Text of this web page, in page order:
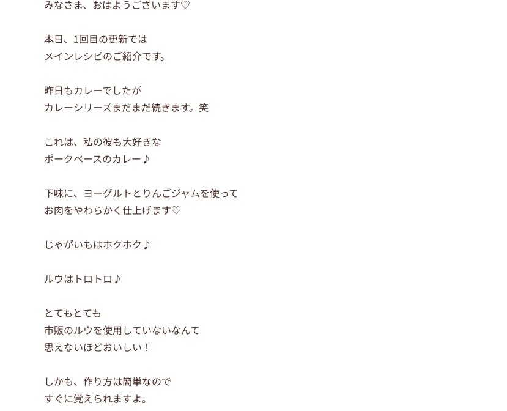
みなさま、おはようございます♡
本日、1回目の更新では
メインレシピのご紹介です。
昨日もカレーでしたが
カレーシリーズまだまだ続きます。笑
これは、私の彼も大好きな
ポークベースのカレー♪
下味に、ヨーグルトとりんごジャムを使って
お肉をやわらかく仕上げます♡
じゃがいもはホクホク♪
ルウはトロトロ♪
とてもとても
市販のルウを使用していないなんて
思えないほどおいしい！
しかも、作り方は簡単なので
すぐに覚えられますよ。